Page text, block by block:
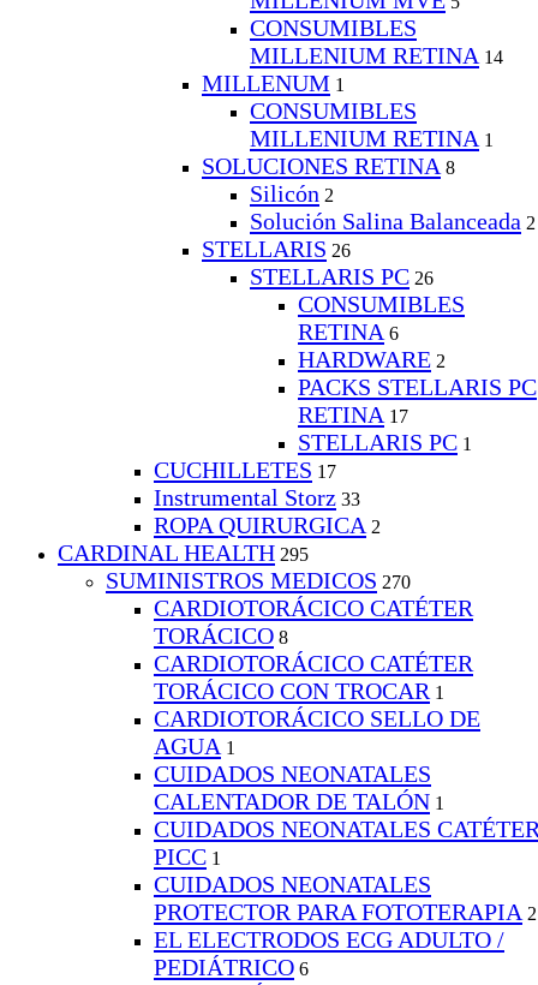
CONSUMIBLES
MILLENIUM RETINA 14
MILLENUM 1
CONSUMIBLES
MILLENIUM RETINA 1
SOLUCIONES RETINA 8
Silicón 2
Solución Salina Balanceada 2
STELLARIS 26
STELLARIS PC 26
CONSUMIBLES
RETINA 6
HARDWARE 2
PACKS STELLARIS PC
RETINA 17
STELLARIS PC 1
CUCHILLETES 17
Instrumental Storz 33
ROPA QUIRURGICA 2
CARDINAL HEALTH 295
SUMINISTROS MEDICOS 270
CARDIOTORÁCICO CATÉTER
TORÁCICO 8
CARDIOTORÁCICO CATÉTER
TORÁCICO CON TROCAR 1
CARDIOTORÁCICO SELLO DE
AGUA 1
CUIDADOS NEONATALES
CALENTADOR DE TALÓN 1
CUIDADOS NEONATALES
PICC 1
CUIDADOS NEONATALES
PROTECTOR PARA FOTOTERAPIA 2
EL ELECTRODOS ECG ADULTO /
PEDIÁTRICO 6